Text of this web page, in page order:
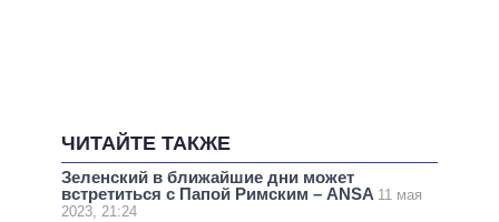
ЧИТАЙТЕ ТАКЖЕ
Зеленский в ближайшие дни может
встретиться с Папой Римским – ANSA 11 мая
2023, 21:24